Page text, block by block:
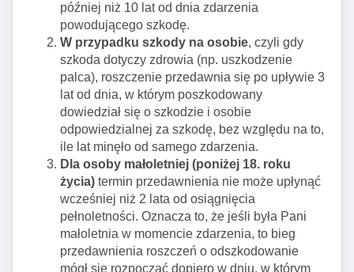
później niż 10 lat od dnia zdarzenia
powodującego szkodę.
W przypadku szkody na osobie, czyli gdy
szkoda dotyczy zdrowia (np. uszkodzenie
palca), roszczenie przedawnia się po upływie 3
lat od dnia, w którym poszkodowany
dowiedział się o szkodzie i osobie
odpowiedzialnej za szkodę, bez względu na to,
ile lat minęło od samego zdarzenia.
Dla osoby małoletniej (poniżej 18. roku
życia) termin przedawnienia nie może upłynąć
wcześniej niż 2 lata od osiągnięcia
pełnoletności. Oznacza to, że jeśli była Pani
małoletnia w momencie zdarzenia, to bieg
przedawnienia roszczeń o odszkodowanie
mógł się rozpocząć dopiero w dniu, w którym